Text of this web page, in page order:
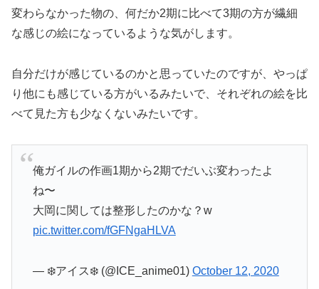
変わらなかった物の、何だか2期に比べて3期の方が繊細
な感じの絵になっているような気がします。
自分だけが感じているのかと思っていたのですが、やっぱ
り他にも感じている方がいるみたいで、それぞれの絵を比
べて見た方も少なくないみたいです。
俺ガイルの作画1期から2期でだいぶ変わったよ
ね〜
大岡に関しては整形したのかな？w
pic.twitter.com/fGFNgaHLVA
— ❄️アイス❄️ (@ICE_anime01) October 12, 2020